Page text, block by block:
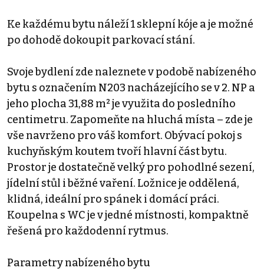
Ke každému bytu náleží 1 sklepní kóje a je možné
po dohodě dokoupit parkovací stání.
Svoje bydlení zde naleznete v podobě nabízeného
bytu s označením N203 nacházejícího se v 2. NP a
jeho plocha 31,88 m² je využita do posledního
centimetru. Zapomeňte na hluchá místa – zde je
vše navrženo pro váš komfort. Obývací pokoj s
kuchyňským koutem tvoří hlavní část bytu.
Prostor je dostatečně velký pro pohodlné sezení,
jídelní stůl i běžné vaření. Ložnice je oddělená,
klidná, ideální pro spánek i domácí práci.
Koupelna s WC je v jedné místnosti, kompaktně
řešená pro každodenní rytmus.
Parametry nabízeného bytu